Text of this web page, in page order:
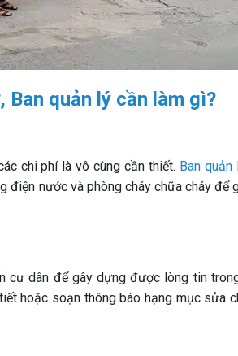
Ban quản lý cần làm gì?
chi phí là vô cùng cần thiết. Ban quản
điện nước và phòng cháy chữa cháy
cư dân để gây dựng được lòng tin
hoặc soạn thông báo hạng mục sửa